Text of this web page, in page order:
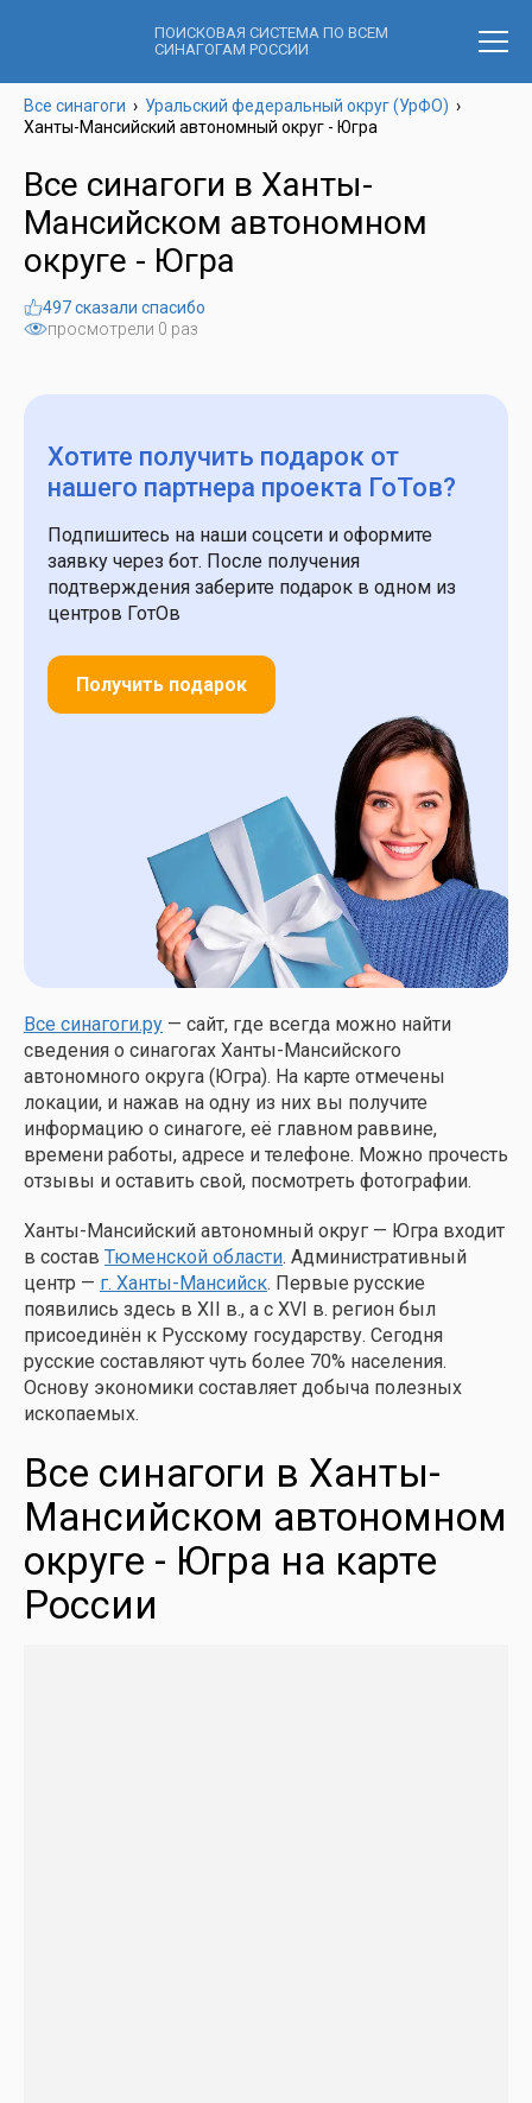
ПОИСКОВАЯ СИСТЕМА ПО ВСЕМ
СИНАГОГАМ РОССИИ
Все синагоги › Уральский федеральный округ (УрФО) ›
Ханты-Мансийский автономный округ - Югра
Все синагоги в Ханты-
Мансийском автономном
округе - Югра
просмотрели 0 раз
497 сказали спасибо
Хотите получить подарок от
нашего партнера проекта ГоТов?
Подпишитесь на наши соцсети и оформите
заявку через бот. После получения
подтверждения заберите подарок в одном из
центров ГотОв
Получить подарок
Все синагоги.ру — сайт, где всегда можно найти
сведения о синагогах Ханты-Мансийского
автономного округа (Югра). На карте отмечены
локации, и нажав на одну из них вы получите
информацию о синагоге, её главном раввине,
времени работы, адресе и телефоне. Можно прочесть
отзывы и оставить свой, посмотреть фотографии.
Ханты-Мансийский автономный округ — Югра входит
в состав Тюменской области. Административный
центр — г. Ханты-Мансийск. Первые русские
появились здесь в XII в., а с XVI в. регион был
присоединён к Русскому государству. Сегодня
русские составляют чуть более 70% населения.
Основу экономики составляет добыча полезных
ископаемых.
Все синагоги в Ханты-
Мансийском автономном
округе - Югра на карте
России